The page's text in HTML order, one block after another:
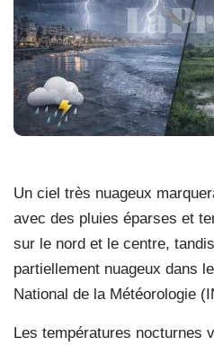
Un ciel très nuageux
avec des pluies éparses et
sur le nord et le centre,
partiellement nuageux dans
National de la Météorologie
Les températures nocturnes